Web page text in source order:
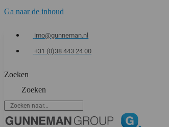
Ga naar de inhoud
imo@gunneman.nl
+31 (0)38 443 24 00
Zoeken
Zoeken